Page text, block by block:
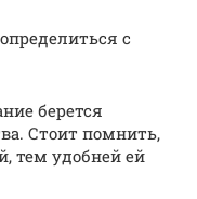
с
берется
Стоит помнить,
тем удобней ей